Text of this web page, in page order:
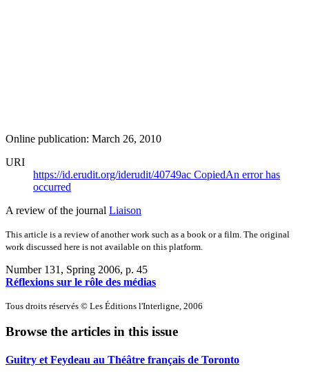
Online publication: March 26, 2010
URI
https://id.erudit.org/iderudit/40749ac CopiedAn error has
occurred
A review of the journal Liaison
This article is a review of another work such as a book or a film. The original
work discussed here is not available on this platform.
Number 131, Spring 2006, p. 45
Réflexions sur le rôle des médias
Tous droits réservés © Les Éditions l'Interligne, 2006
Browse the articles in this issue
Guitry et Feydeau au Théâtre français de Toronto